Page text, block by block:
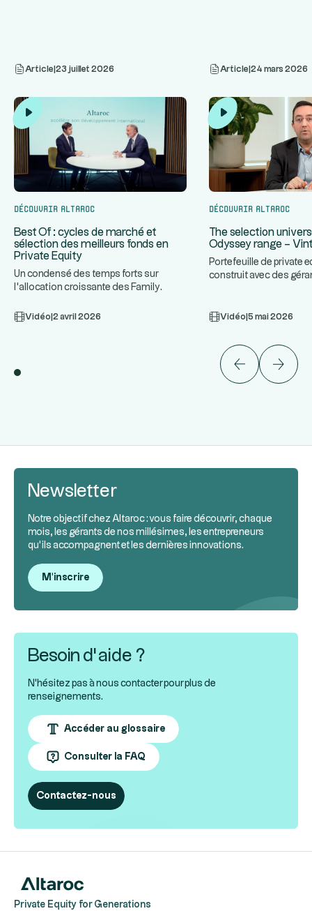
Article 23 juillet 2026 Article 24 mars 2026
Découvrir Altaroc
Best Of : cycles de marché et
sélection des meilleurs fonds en
Private Equity
Un condensé des temps forts sur
l'allocation croissante des Family
Vidéo 2 avril 2026
Découvrir Altaroc
The selection
Odyssey range –
Portefeuille de private
construit avec des
Vidéo 5 mai 2026
Newsletter
Notre objectif chez Altaroc : vous faire découvrir, chaque
mois, les gérants de nos millésimes, les entrepreneurs
qu’ils accompagnent et les dernières innovations.
M'inscrire
Besoin d’aide ?
N'hésitez pas à nous contacter pour plus de
renseignements.
Accéder au glossaire
Consulter la FAQ
Contactez-nous
Private Equity for Generations